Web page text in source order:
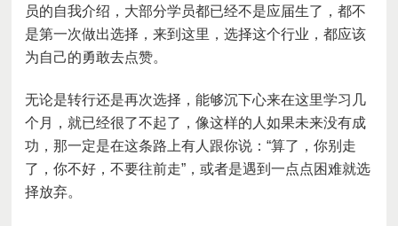
员的自我介绍，大部分学员都已经不是应届生了，都不
是第一次做出选择，来到这里，选择这个行业，都应该
为自己的勇敢去点赞。
无论是转行还是再次选择，能够沉下心来在这里学习几
个月，就已经很了不起了，像这样的人如果未来没有成
功，那一定是在这条路上有人跟你说：“算了，你别走
了，你不好，不要往前走”，或者是遇到一点点困难就选
择放弃。